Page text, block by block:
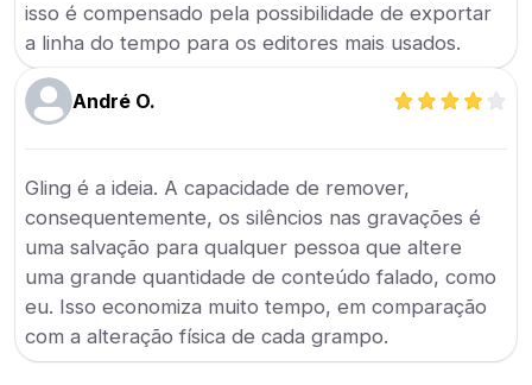
isso é compensado pela possibilidade de exportar
a linha do tempo para os editores mais usados.
André O.
Gling é a ideia. A capacidade de remover,
consequentemente, os silêncios nas gravações é
uma salvação para qualquer pessoa que altere
uma grande quantidade de conteúdo falado, como
eu. Isso economiza muito tempo, em comparação
com a alteração física de cada grampo.